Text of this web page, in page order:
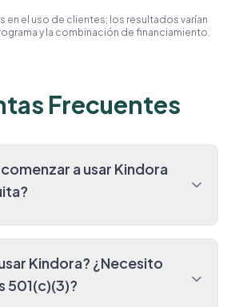
en el uso de clientes; los resultados varían
y la combinación de financiamiento.
Frecuentes
a usar Kindora
Kindora? ¿Necesito
501(c)(3)?